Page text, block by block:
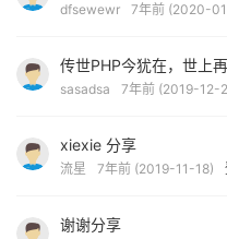
dfsewewr 7年前 (2020-
传世PHP今犹在，世上
sasadsa 7年前 (2019-12-
xiexie 分享
流星 7年前 (2019-11-18)
谢谢分享